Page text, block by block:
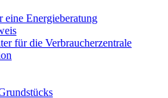
eine Energieberatung
für die Verbraucherzentrale